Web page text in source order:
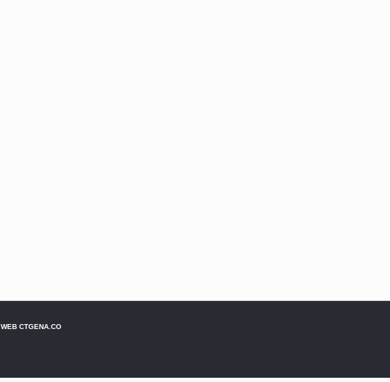
WEB CTGENA.CO